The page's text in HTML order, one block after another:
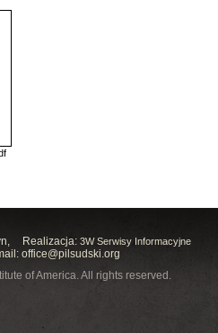
Realizacja: 3W Serwisy Informacyjne
office@pilsudski.org
of America. All rights reserved.